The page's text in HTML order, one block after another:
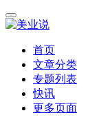
首页
文章分类
专题列表
快讯
更多页面